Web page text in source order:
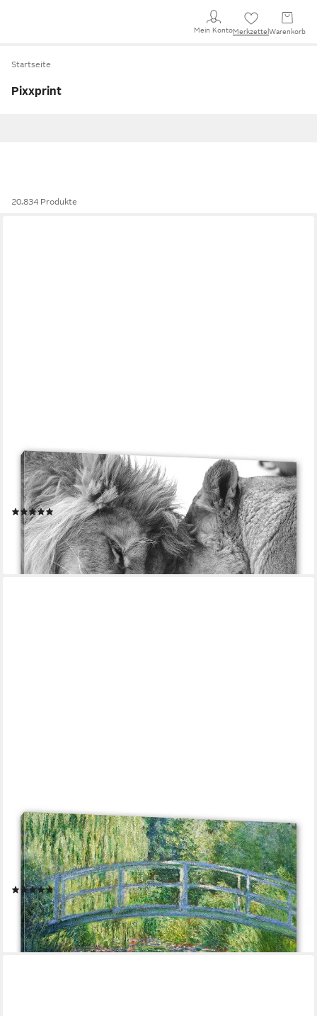
Mein KontoMerkzettel Warenkorb
Startseite
Pixxprint
20.834 Produkte
PIXXPRINT
Leinwandbild Bezauberndes kuschelndes Löwenpaar,
Bezauberndes kuschelndes Löwenpaar (1 St), Leinwandbild
fertig bespannt, inkl. Zackenaufhänger
(2)
ab 19,95 € UVP25,89 €
-23%
lieferbar - in 3-4 Werktagen bei dir
PIXXPRINT
Leinwandbild Claude Monet - japanische Brücke über den
Seerosenteich II, Claude Monet - japanische Brücke über den
Seerosenteich II (1 St), Leinwandbild fertig bespannt, inkl.
Zackenaufhänger
(1)
ab 19,95 € UVP25,89 €
-23%
lieferbar - in 3-4 Werktagen bei dir